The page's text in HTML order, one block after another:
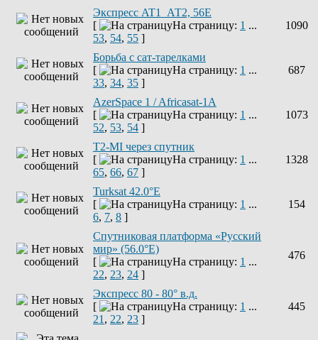
Экспресс AT1_АТ2, 56E
[
На страницу: 1 ...
53, 54, 55 ]
1090
Борьба с сат-тарелками
[
На страницу: 1 ...
33, 34, 35 ]
687
AzerSpace 1 / Africasat-1A
[
На страницу: 1 ...
52, 53, 54 ]
1073
T2-MI через спутник
[
На страницу: 1 ...
65, 66, 67 ]
1328
Turksat 42.0°E
[
На страницу: 1 ...
6, 7, 8 ]
154
Спутниковая платформа «Русский
мир» (56.0°E)
[
На страницу: 1 ...
22, 23, 24 ]
476
Экспресс 80 - 80° в.д.
[
На страницу: 1 ...
21 , 22, 23 ]
445